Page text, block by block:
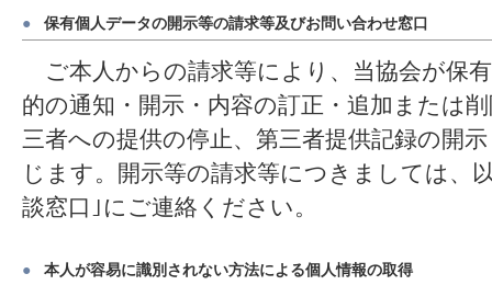
● 保有個人データの開示等の請求等及びお問い合わせ窓口
ご本人からの請求等により、当協会が保
的の通知・開示・内容の訂正・追加または
三者への提供の停止、第三者提供記録の開
じます。開示等の請求等につきましては、
談窓口｣にご連絡ください。
● 本人が容易に識別されない方法による個人情報の取得